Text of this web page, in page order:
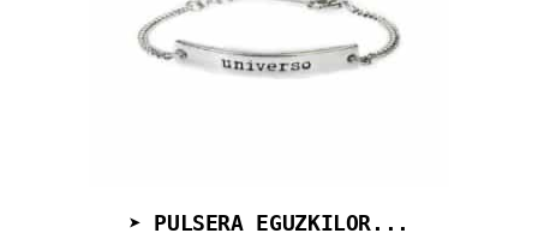
➤ PULSERA EGUZKILOR...